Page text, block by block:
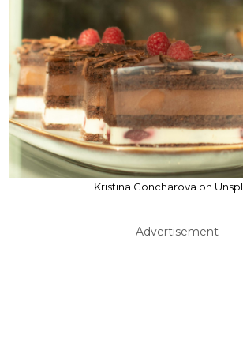
Kristina Goncharova on
Advertisement